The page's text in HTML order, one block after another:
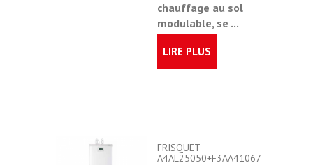
chauffage au sol
modulable, se ...
LIRE PLUS
FRISQUET
A4AL25050+F3AA41067